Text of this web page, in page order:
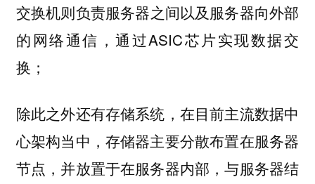
交换机则负责服务器之间以及服务器向外部
的网络通信，通过ASIC芯片实现数据交
换；
除此之外还有存储系统，在目前主流数据中
心架构当中，存储器主要分散布置在服务器
节点，并放置于在服务器内部，与服务器结